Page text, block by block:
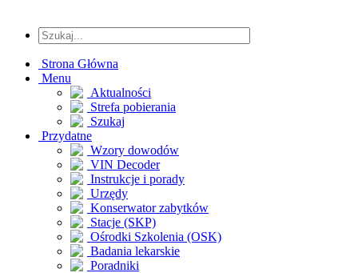
Strona Główna
Menu
Aktualności
Strefa pobierania
Szukaj
Przydatne
Wzory dowodów
VIN Decoder
Instrukcje i porady
Urzędy
Konserwator zabytków
Stacje (SKP)
Ośrodki Szkolenia (OSK)
Badania lekarskie
Poradniki